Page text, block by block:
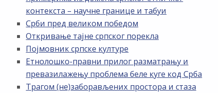
контекста – научне границе и табуи
Срби пред великом победом
Откривање тајне српског порекла
Појмовник српске културе
Етнолошко-правни прилог разматрању и
превазилажењу проблема беле куге код Срба
Трагом (не)заборављених простора и стаза